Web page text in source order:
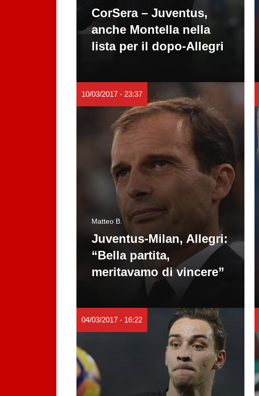
CorSera – Juventus,
anche Montella nella
lista per il dopo-Allegri
10/03/2017 - 23:37
Matteo B.
Juventus-Milan, Allegri:
“Bella partita,
meritavamo di vincere”
04/03/2017 - 16:22